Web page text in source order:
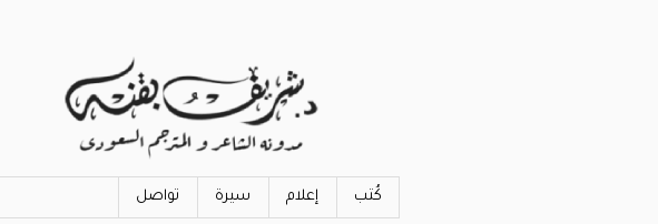
كُتب إعلام سيرة تواصل